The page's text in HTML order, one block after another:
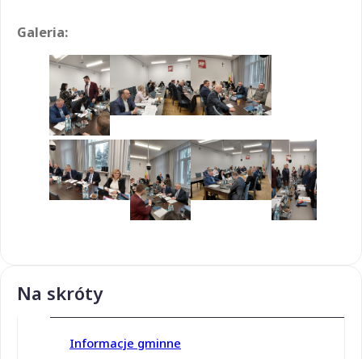
Galeria:
Na skróty
Informacje gminne